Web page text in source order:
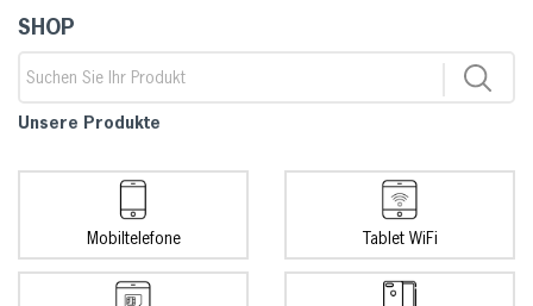
SHOP
Unsere Produkte
Mobiltelefone Tablet WiFi